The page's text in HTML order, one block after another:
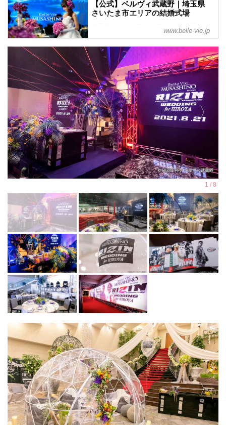
【公式】ベルヴィ武蔵野｜埼玉県
さいたま市エリアの結婚式場
埼玉県さいたま市エリアの結婚式場「ベ
ルヴィ武蔵野」。皆様に愛され続けて38
年。これまでに結婚式を挙げられた方の
声や写真を掲載中。ブライダルフェアや
お得なプランを是非ご覧ください。
www.belle-vie.jp